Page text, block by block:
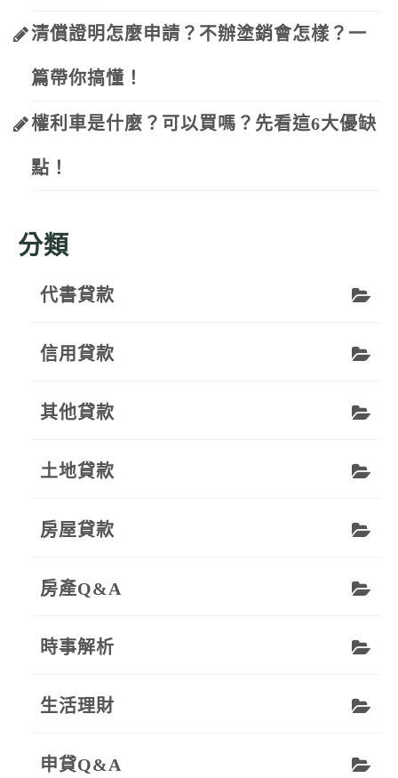
清償證明怎麼申請？不辦塗銷會怎樣？一
篇帶你搞懂！
權利車是什麼？可以買嗎？先看這6大優缺
點！
分類
代書貸款
信用貸款
其他貸款
土地貸款
房屋貸款
房產Q&A
時事解析
生活理財
申貸Q&A